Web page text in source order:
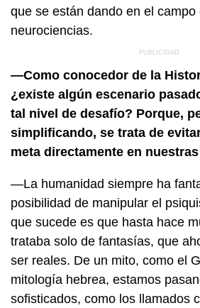
que se están dando en el
neurociencias.
—Como conocedor de la
¿existe algún escenario
tal nivel de desafío? Porque,
simplificando, se trata de
meta directamente en
—La humanidad siempre ha
posibilidad de manipular el
que sucede es que hasta hace
trataba solo de fantasías, que
ser reales. De un mito, como el
mitología hebrea, estamos
sofisticados, como los llamados